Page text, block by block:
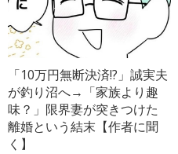
「10万円無断決済!?」誠実夫
が釣り沼へ→「家族より趣
味？」限界妻が突きつけた
離婚という結末【作者に聞
く】